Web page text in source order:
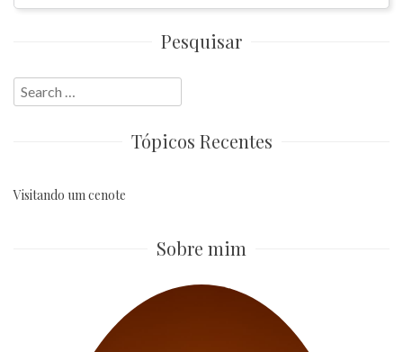
Pesquisar
Search
for:
Tópicos Recentes
Visitando um cenote
Sobre mim